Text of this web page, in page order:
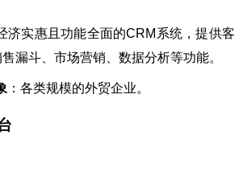
济实惠且功能全面的CRM系统，提供客
漏斗、市场营销、数据分析等功能。
：各类规模的外贸企业。